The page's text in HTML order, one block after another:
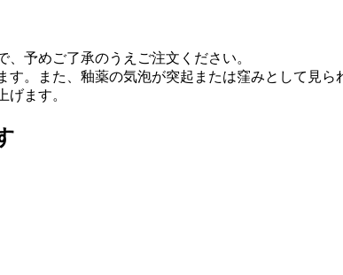
予めご了承のうえご注文ください。
。また、釉薬の気泡が突起または窪みとして見ら
ます。